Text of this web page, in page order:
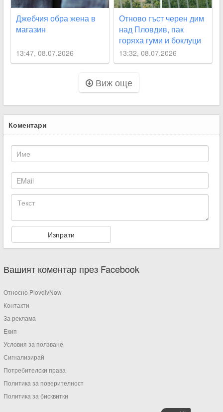
Джебчия обра жена в
магазин
13:47, 08.07.2026
Отново гъст черен дим
над Пловдив, пак
горяха гуми и боклуци
13:32, 08.07.2026
Виж още
Коментари
Вашият коментар през Facebook
Относно PlovdivNow
Контакти
За реклама
Екип
Условия за ползване
Сигнализирай
Потребителски права
Политика за поверителност
Политика за бисквитки